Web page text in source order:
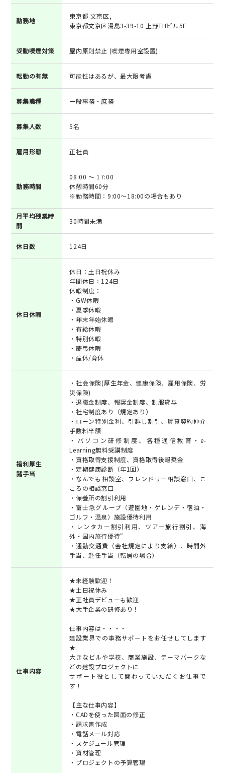
勤務地
東京都 文京区,
東京都文京区湯島3-39-10 上野THビル5F
受動喫煙対策 屋内原則禁止 (喫煙専用室設置)
転勤の有無 可能性はあるが、最大限考慮
募集職種 一般事務・庶務
募集人数 5名
雇用形態 正社員
勤務時間
08:00 ～ 17:00
休憩時間60分
※勤務時間：9:00～18:00の場合もあり
月平均残業時
間
30時間未満
休日数 124日
休日休暇
休日：土日祝休み
年間休日：124日
休暇制度：
・GW休暇
・夏季休暇
・年末年始休暇
・有給休暇
・特別休暇
・慶弔休暇
・産休/育休
福利厚生
諸手当
・社会保険(厚生年金、健康保険、雇用保険、労
災保険)
・退職金制度、報奨金制度、制服貸与
・社宅制度あり（規定あり）
・ローン特別金利、引越し割引、賃貸契約仲介
手数料半額
・パソコン研修制度、各種通信教育・e-
Learning無料受講制度
・資格取得支援制度、資格取得後報奨金
・定期健康診断（年1回）
・なんでも相談室、フレンドリー相談窓口、こ
ころの相談窓口
・保養所の割引利用
・富士急グループ（遊園地・ゲレンデ・宿泊・
ゴルフ・温泉）施設優待利用
・レンタカー割引利用、ツアー旅行割引、海
外・国内旅行優待"
・通勤交通費（会社規定により支給）、時間外
手当、赴任手当（転居の場合）
仕事内容
★未経験歓迎！
★土日祝休み
★正社員デビューも歓迎
★大手企業の研修あり！
仕事内容は・・・・
建設業界での事務サポートをお任せしてします
★
大きなビルや学校、商業施設、テーマパークな
どの建設プロジェクトに
サポート役として関わっていただくお仕事で
す！
【主な仕事内容】
・CADを使った図面の修正
・請求書作成
・電話メール対応
・スケジュール管理
・資材管理
・プロジェクトの予算管理